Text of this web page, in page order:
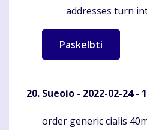
addresses turn
Sueoio - 2022-02-24 -
Komentaras
order generic cialis